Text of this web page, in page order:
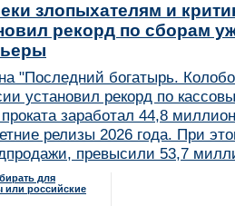
злопыхателям и
рекорд по сборам
"Последний богатырь.
установил рекорд по
заработал 44,8
релизы 2026 года. При
превысили 53,7
для
или российские